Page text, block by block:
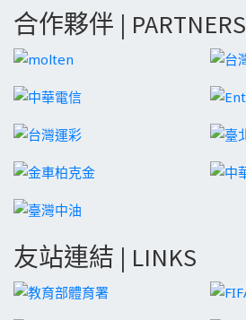
合作夥伴 | PARTNERS
友站連結 | LINKS